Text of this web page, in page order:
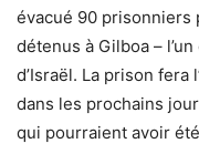
évacué 90 prisonniers
détenus à Gilboa –
d’Israël. La prison fera
dans les prochains
qui pourraient avoir